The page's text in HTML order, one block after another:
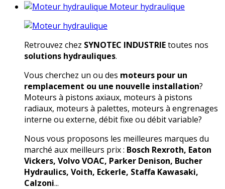
Moteur hydraulique
Retrouvez chez SYNOTEC INDUSTRIEtoutes nos
solutions hydrauliques.
Vous cherchez un ou des moteurs pour un
remplacement ou une nouvelle installation?
Moteurs à pistons axiaux, moteurs à pistons
radiaux, moteurs à palettes, moteurs à engrenages
interne ou externe, débit fixe ou débit variable?
Nous vous proposons les meilleures marques du
marché aux meilleurs prix : Bosch Rexroth, Eaton
Vickers, Volvo VOAC, Parker Denison, Bucher
Hydraulics, Voith, Eckerle, Staffa Kawasaki,
Calzoni...